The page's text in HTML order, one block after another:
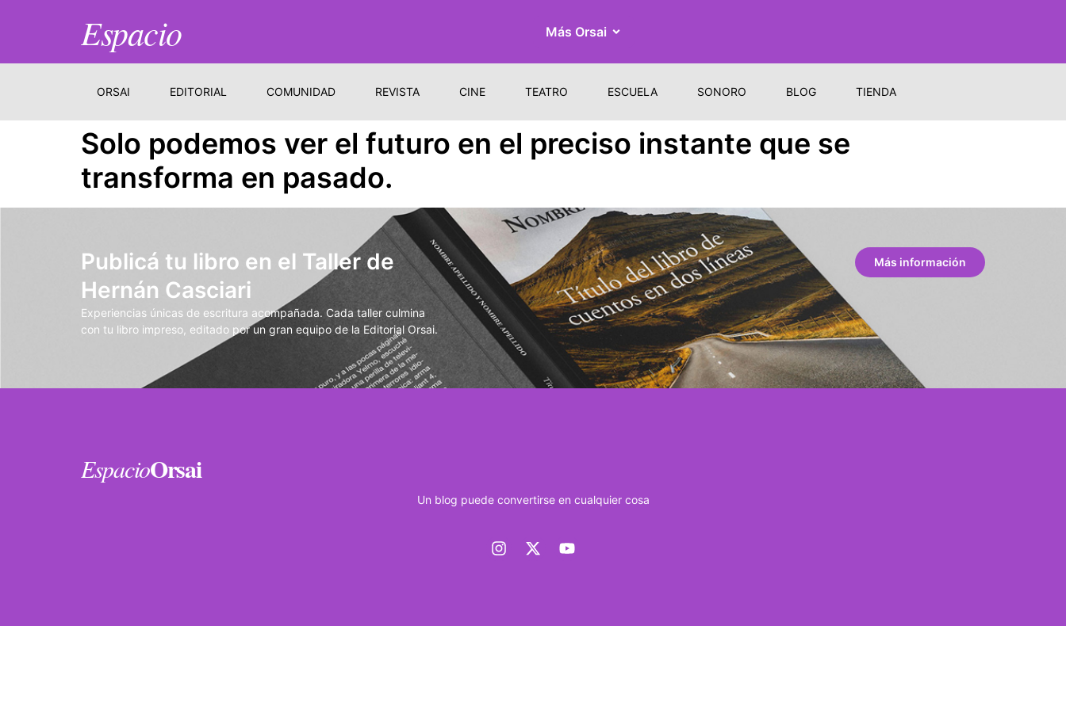
Espacio Más Orsai
ORSAI EDITORIAL COMUNIDAD REVISTA CINE TEATRO ESCUELA SONORO BLOG TIENDA
Solo podemos ver el futuro en el preciso instante que se
transforma en pasado.
Publicá tu libro en el Taller de
Hernán Casciari
Experiencias únicas de escritura acompañada. Cada taller culmina
con tu libro impreso, editado por un gran equipo de la Editorial Orsai.
Más información
EspacioOrsai
Un blog puede convertirse en cualquier cosa